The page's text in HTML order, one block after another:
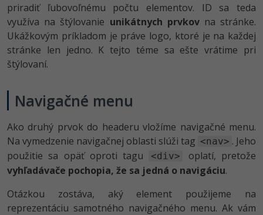
priradiť ľubovoľnému počtu elementov. ID sa teda
využíva na štýlovanie unikátnych prvkovna stránke.
Ukážkovým príkladom je práve logo, ktoré je na každej
stránke len jedno. K tejto téme sa ešte vrátime pri
štýlovaní.
Navigačné menu
Ako druhý prvok do headeru vložíme navigačné menu.
Na vymedzenie navigačnej oblasti slúži tag <nav> . Jeho
použitie sa opäť oproti tagu
<div>
oplatí, pretože
vyhľadávače pochopia, že sa jedná o navigáciu.
Otázkou zostáva, aký element použijeme na
reprezentáciu samotného navigačného menu. Ak vám